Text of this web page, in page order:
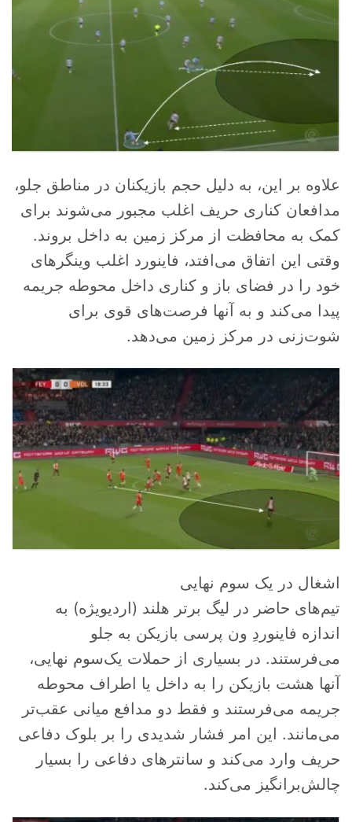
علاوه بر این، به دلیل حجم بازیکنان در مناطق جلو،
مدافعان کناری حریف اغلب مجبور می‌شوند برای
کمک به محافظت از مرکز زمین به داخل بروند.
وقتی این اتفاق می‌افتد، فاینورد اغلب وینگرهای
خود را در فضای باز و کناری داخل محوطه جریمه
پیدا می‌کند و به آنها فرصت‌های قوی برای
شوت‌زنی در مرکز زمین می‌دهد.
اشغال در یک سوم نهایی
تیم‌های حاضر در لیگ برتر هلند (اردیویژه) به
اندازه فاینوردِ ون پرسی بازیکن به جلو
می‌فرستند. در بسیاری از حملات یک‌سوم نهایی،
آنها هشت بازیکن را به داخل یا اطراف محوطه
جریمه می‌فرستند و فقط دو مدافع میانی عقب‌تر
می‌مانند. این امر فشار شدیدی را بر بلوک دفاعی
حریف وارد می‌کند و سانترهای دفاعی را بسیار
چالش‌برانگیز می‌کند.